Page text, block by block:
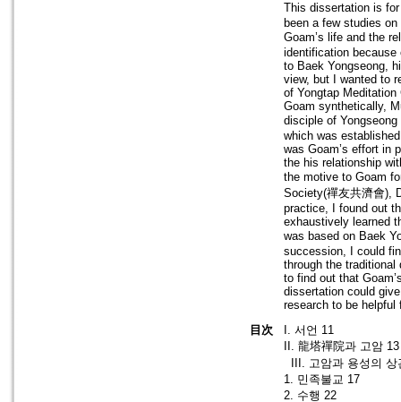
This dissertation is
been a few studies
Goam’s life and the
identification
to Baek Yongseong,
view, but I wanted to
of Yongtap
Goam synthetically,
disciple of
which was
was Goam’s effort in
the his relationship
the motive to Goam
Society(禪友共濟會),
practice, I found out
exhaustively learned
was based on Baek
succession, I could
through the traditional
to find out that
dissertation could
research to be
目次
I. 서언 11
II. 龍塔禪院과 고암 13
III. 고암과 용성의 상
1. 민족불교 17
2. 수행 22